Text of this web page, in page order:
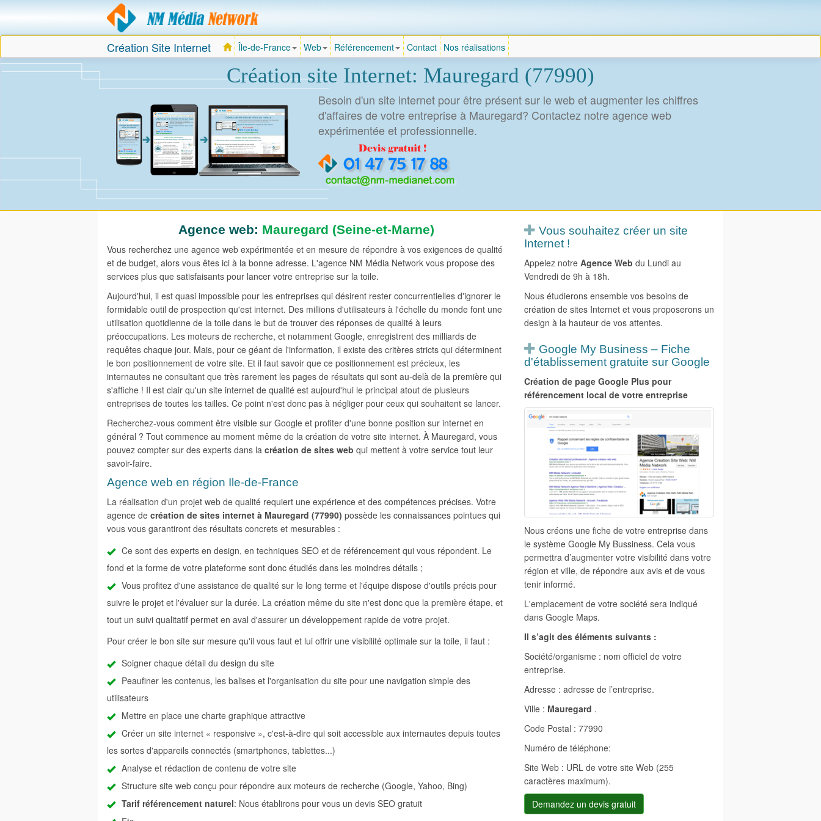
Création Site Internet
Creation
site
Île-de-France
Dropdown-
toggle
Web Référencement Contact Nos réalisations
Création site Internet: Mauregard (77990)
Besoin d'un site internet pour être présent sur le web et augmenter les chiffres
d'affaires de votre entreprise à Mauregard? Contactez notre agence web
expérimentée et professionnelle.
Agence web: Mauregard (Seine-et-Marne)
Vous recherchez une agence web expérimentée et en mesure de répondre à vos exigences de qualité
et de budget, alors vous êtes ici à la bonne adresse. L'agence NM Média Network vous propose des
services plus que satisfaisants pour lancer votre entreprise sur la toile.
Aujourd'hui, il est quasi impossible pour les entreprises qui désirent rester concurrentielles d'ignorer le
formidable outil de prospection qu'est internet. Des millions d'utilisateurs à l'échelle du monde font une
utilisation quotidienne de la toile dans le but de trouver des réponses de qualité à leurs
préoccupations. Les moteurs de recherche, et notamment Google, enregistrent des milliards de
requêtes chaque jour. Mais, pour ce géant de l'information, il existe des critères stricts qui déterminent
le bon positionnement de votre site. Et il faut savoir que ce positionnement est précieux, les
internautes ne consultant que très rarement les pages de résultats qui sont au-delà de la première qui
s'affiche ! Il est clair qu'un site internet de qualité est aujourd'hui le principal atout de plusieurs
entreprises de toutes les tailles. Ce point n'est donc pas à négliger pour ceux qui souhaitent se lancer.
Recherchez-vous comment être visible sur Google et profiter d'une bonne position sur internet en
général ? Tout commence au moment même de la création de votre site internet. À Mauregard, vous
pouvez compter sur des experts dans la création de sites web qui mettent à votre service tout leur
savoir-faire.
Agence web en région Ile-de-France
La réalisation d'un projet web de qualité requiert une expérience et des compétences précises. Votre
agence de création de sites internet à Mauregard (77990) possède les connaissances pointues qui
vous vous garantiront des résultats concrets et mesurables :
Ce sont des experts en design, en techniques SEO et de référencement qui vous répondent. Le
fond et la forme de votre plateforme sont donc étudiés dans les moindres détails ;
Vous profitez d'une assistance de qualité sur le long terme et l'équipe dispose d'outils précis pour
suivre le projet et l'évaluer sur la durée. La création même du site n'est donc que la première étape, et
tout un suivi qualitatif permet en aval d'assurer un développement rapide de votre projet.
Pour créer le bon site sur mesure qu'il vous faut et lui offrir une visibilité optimale sur la toile, il faut :
Soigner chaque détail du design du site
Peaufiner les contenus, les balises et l'organisation du site pour une navigation simple des
utilisateurs
Mettre en place une charte graphique attractive
Créer un site internet « responsive », c'est-à-dire qui soit accessible aux internautes depuis toutes
les sortes d'appareils connectés (smartphones, tablettes...)
Analyse et rédaction de contenu de votre site
Structure site web conçu pour répondre aux moteurs de recherche (Google, Yahoo, Bing)
Tarif référencement naturel: Nous établirons pour vous un devis SEO gratuit
Vous souhaitez créer un site
Internet !
Appelez notre Agence Web du Lundi au
Vendredi de 9h à 18h.
Nous étudierons ensemble vos besoins de
création de sites Internet et vous proposerons un
design à la hauteur de vos attentes.
Google My Business – Fiche
d'établissement gratuite sur Google
Création de page Google Plus pour
référencement local de votre entreprise
Nous créons une fiche de votre entreprise dans
le système Google My Bussiness. Cela vous
permettra d’augmenter votre visibilité dans votre
région et ville, de répondre aux avis et de vous
tenir informé.
L'emplacement de votre société sera indiqué
dans Google Maps.
Il s’agit des éléments suivants :
Société/organisme : nom officiel de votre
entreprise.
Adresse : adresse de l’entreprise.
Ville : Mauregard .
Code Postal : 77990
Numéro de téléphone:
Site Web : URL de votre site Web (255
caractères maximum).
Demandez un devis gratuit